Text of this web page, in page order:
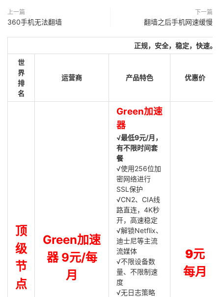
上一篇
360手机无法翻墙
下一篇
翻墙之后手机网速缓慢
正规，安全，稳定，快速。
世
界
排
名
运营商 产品特色 优惠价
顶
级
节
点
Green加速
器 9元/每
月
Green加速
器
√最低9元/月，
有不限时间套
餐
√使用256位加
密网络进行
SSL保护
√CN2、CIA线
路直连，4K秒
开，高速稳定
√解锁Netflix、
迪士尼等主流
流媒体
√不限设备数
量、不限制速
度
√无日志策略
9元
每月